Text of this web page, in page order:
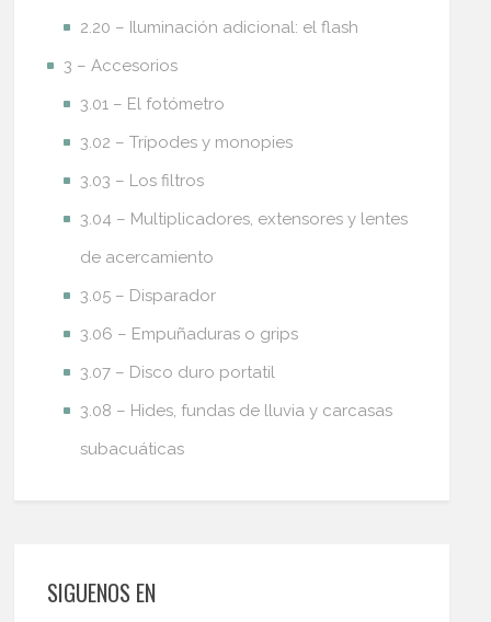
2.20 – Iluminación adicional: el flash
3 – Accesorios
3.01 – El fotómetro
3.02 – Trípodes y monopies
3.03 – Los filtros
3.04 – Multiplicadores, extensores y lentes
de acercamiento
3.05 – Disparador
3.06 – Empuñaduras o grips
3.07 – Disco duro portatil
3.08 – Hides, fundas de lluvia y carcasas
subacuáticas
SIGUENOS EN